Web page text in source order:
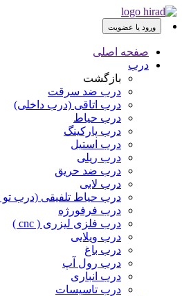
ورود یا عضویت
صفحه اصلی
درب
بازگشت
درب ضد سرقت
درب اتاقی (درب داخلی)
درب حیاط
درب پارکینگ
درب استیل
درب ریلی
درب ضد حریق
درب لابی
درب حیاط تلفیقی (درب
درب فرفورژه
درب فلزی لیزری ( cnc )
درب ویلایی
درب باغ
درب رول آپ
درب انباری
درب تاسیسات